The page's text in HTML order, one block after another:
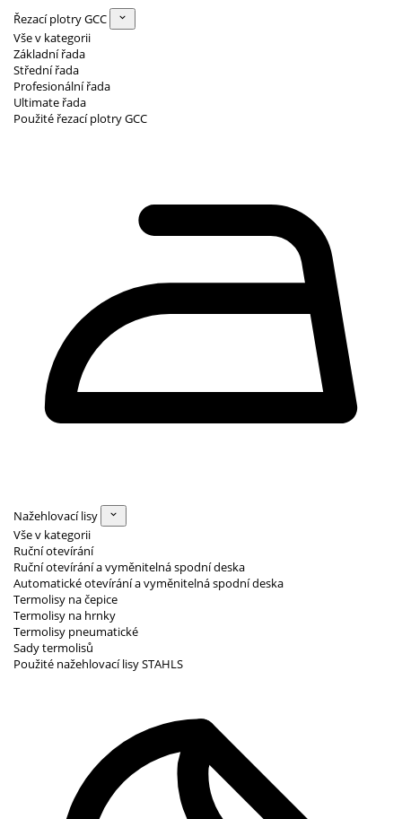
Řezací plotry GCC
Vše v kategorii
Základní řada
Střední řada
Profesionální řada
Ultimate řada
Použité řezací plotry GCC
Nažehlovací lisy
Vše v kategorii
Ruční otevírání
Ruční otevírání a vyměnitelná spodní deska
Automatické otevírání a vyměnitelná spodní deska
Termolisy na čepice
Termolisy na hrnky
Termolisy pneumatické
Sady termolisů
Použité nažehlovací lisy STAHLS